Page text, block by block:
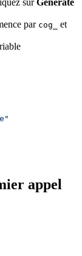
par cog_
et
appel